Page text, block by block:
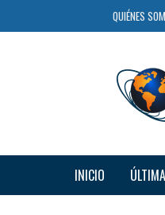
QUIÉNES
INICIO